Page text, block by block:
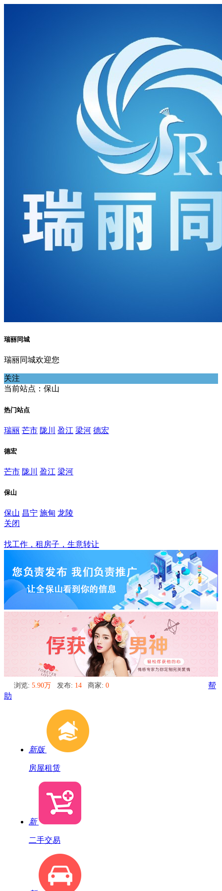
瑞丽同城
瑞丽同城欢迎您
关注
当前站点：保山
热门站点
瑞丽 芒市 陇川 盈江 梁河 德宏
德宏
芒市 陇川 盈江 梁河
保山
保山 昌宁 施甸 龙陵
关闭
找工作，租房子，生意转让
浏览: 5.90万 发布: 14 商家: 0
帮
助
新版
房屋租赁
新
二手交易